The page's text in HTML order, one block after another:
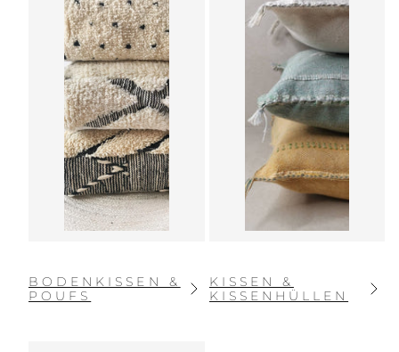
BODENKISSEN &
POUFS
KISSEN &
KISSENHÜLLEN